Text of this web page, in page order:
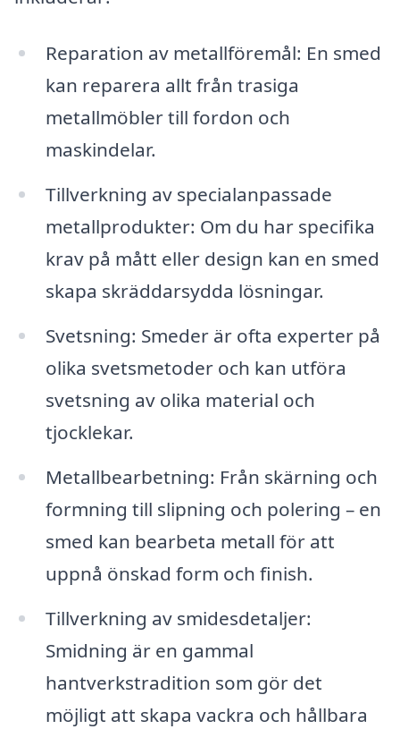
Reparation av metallföremål: En smed
kan reparera allt från trasiga
metallmöbler till fordon och
maskindelar.
Tillverkning av specialanpassade
metallprodukter: Om du har specifika
krav på mått eller design kan en smed
skapa skräddarsydda lösningar.
Svetsning: Smeder är ofta experter på
olika svetsmetoder och kan utföra
svetsning av olika material och
tjocklekar.
Metallbearbetning: Från skärning och
formning till slipning och polering – en
smed kan bearbeta metall för att
uppnå önskad form och finish.
Tillverkning av smidesdetaljer:
Smidning är en gammal
hantverkstradition som gör det
möjligt att skapa vackra och hållbara